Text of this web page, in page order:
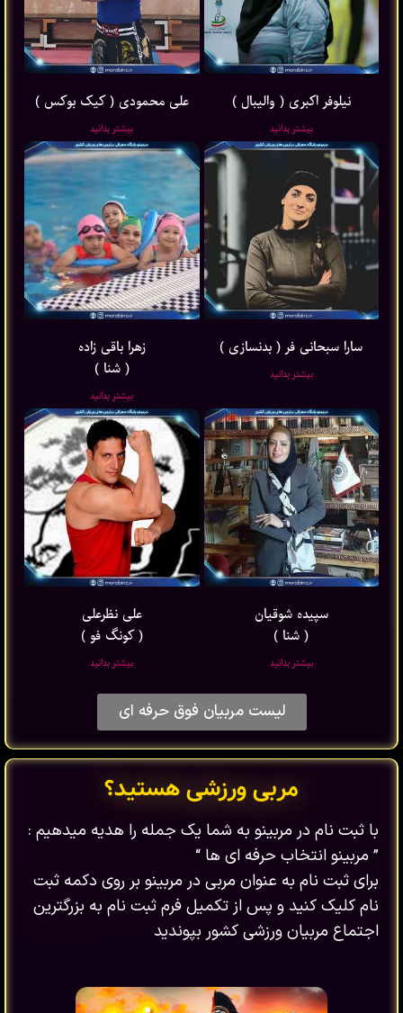
نیلوفر اکبری ( والیبال )
بیشتر بدانید
علی محمودی ( کیک بوکس )
بیشتر بدانید
سارا سبحانی فر ( بدنسازی )
بیشتر بدانید
زهرا باقی ‌زاده
( شنا )
بیشتر بدانید
سپیده شوقیان
( شنا )
بیشتر بدانید
علی نظرعلی
( کونگ فو )
بیشتر بدانید
لیست مربیان فوق حرفه ای
مربی ورزشی هستید؟
با ثبت نام در مربینو به شما یک جمله را هدیه میدهیم :
” مربینو انتخاب حرفه ای ها “
برای ثبت نام به عنوان مربی در مربینو بر روی دکمه ثبت
نام کلیک کنید و پس از تکمیل فرم ثبت نام به بزرگترین
اجتماع مربیان ورزشی کشور بپوندید